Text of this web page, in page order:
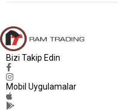
Bizi Takip Edin
Mobil Uygulamalar